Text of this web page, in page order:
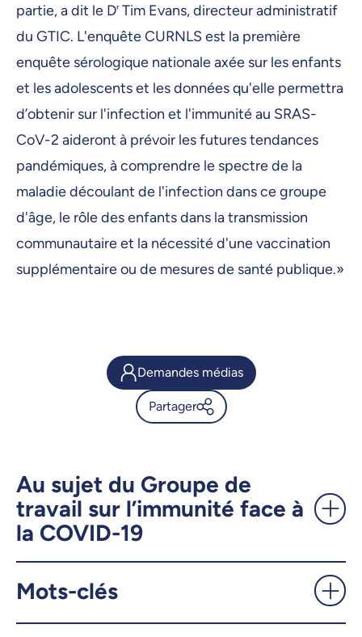
partie, a dit le DrTim Evans, directeur administratif
du GTIC. L'enquête CURNLS est la première
enquête sérologique nationale axée sur les enfants
et les adolescents et les données qu'elle permettra
d’obtenir sur l'infection et l'immunité au SRAS-
CoV-2 aideront à prévoir les futures tendances
pandémiques, à comprendre le spectre de la
maladie découlant de l'infection dans ce groupe
d'âge, le rôle des enfants dans la transmission
communautaire et la nécessité d'une vaccination
supplémentaire ou de mesures de santé publique.»
Demandes médias
Partager
chez les jeunes Canadiens est
en cours - UdeMnouvelles
Courriel
Au sujet du Groupe de
travail sur l’immunité face à
la COVID-19
Mots-clés